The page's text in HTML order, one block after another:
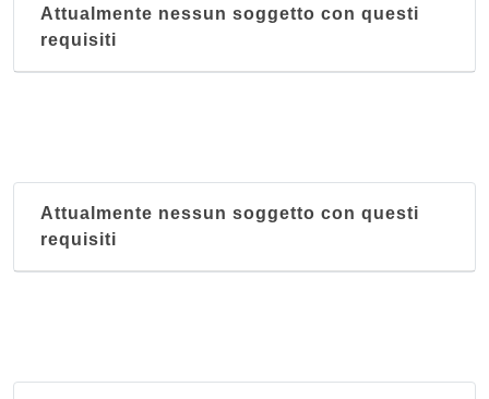
Attualmente nessun soggetto con questi
requisiti
Attualmente nessun soggetto con questi
requisiti